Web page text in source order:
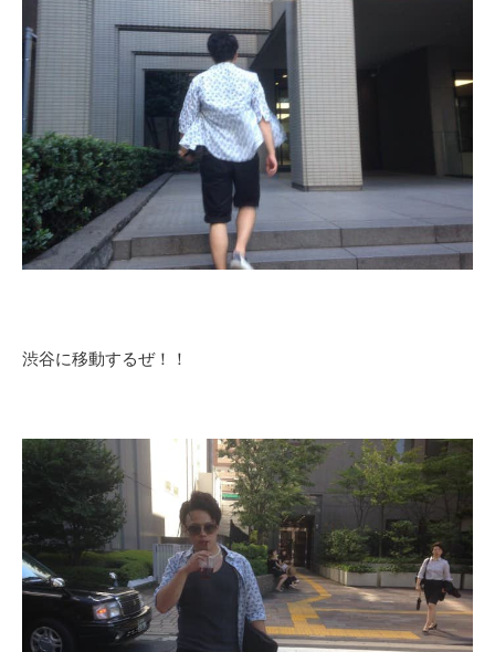
渋谷に移動するぜ！！